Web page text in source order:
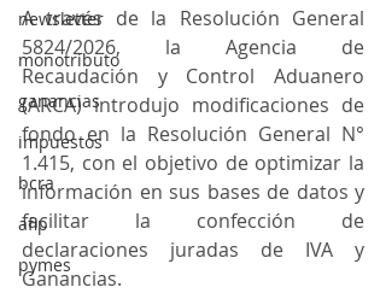
newsletter
monotributo
ganancias
impuestos
bcra
afip
pymes
A través de la Resolución General
5824/2026, la Agencia de
Recaudación y Control Aduanero
(ARCA) introdujo modificaciones de
fondo en la Resolución General N°
1.415, con el objetivo de optimizar la
información en sus bases de datos y
facilitar la confección de
declaraciones juradas de IVA y
Ganancias.